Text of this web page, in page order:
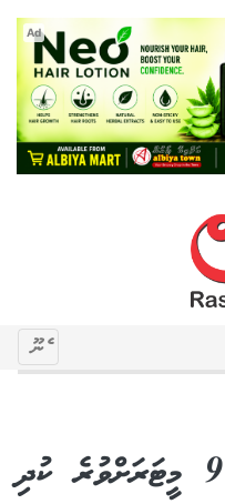
Ad
މެނޫ
ރީނދޫ ސަމާލު ނެރެފި: 9 މީޓަރަށްވުރެ ކުދި